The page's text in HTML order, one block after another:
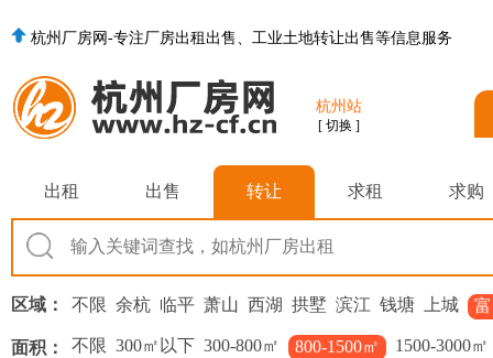
杭州厂房网-专注厂房出租出售、工业土地转让出售等信息服务
杭州站
[ 切换 ]
出租 出售 转让 求租 求购
区域： 不限 余杭 临平 萧山 西湖 拱墅 滨江 钱塘 上城
面积： 不限 300㎡以下 300-800㎡ 800-1500㎡ 1500-3000㎡